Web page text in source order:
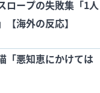
ロープの失敗集「1人
海外の反応】
「悪知恵にかけては